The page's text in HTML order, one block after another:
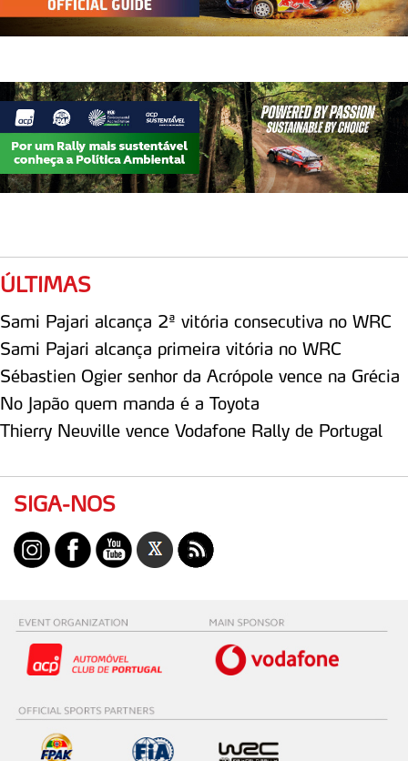
11 Yohan ROSSEL 20
13 Jon ARMSTRONG 16
14 Robert VIRVES 15
16 Nikolay GRYAZIN 10
18 Gus GREENSMITH
19 Alejandro CACHÓN
21 Roberto DAPRÀ
22 Roope KORHONEN
24 Jari-Matti LATVALA
25 Diego DOMÍNGUEZ
26 Arthur PELAMOURGUES
ÚLTIMAS
Sami Pajari alcança 2ª vitória consecutiva no WRC
Sami Pajari alcança primeira vitória no WRC
Sébastien Ogier senhor da Acrópole vence na Grécia
No Japão quem manda é a Toyota
Thierry Neuville vence Vodafone Rally de Portugal
SIGA-NOS